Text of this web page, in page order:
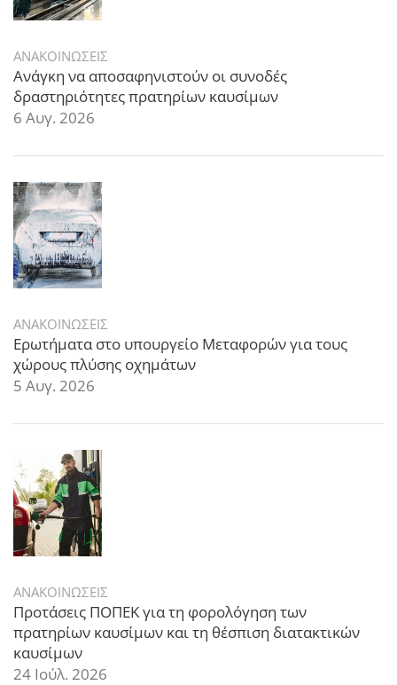
ΑΝΑΚΟΙΝΩΣΕΙΣ
Ανάγκη να αποσαφηνιστούν οι συνοδές
δραστηριότητες πρατηρίων καυσίμων
6 Αυγ. 2026
ΑΝΑΚΟΙΝΩΣΕΙΣ
Ερωτήματα στο υπουργείο Μεταφορών για τους
χώρους πλύσης οχημάτων
5 Αυγ. 2026
ΑΝΑΚΟΙΝΩΣΕΙΣ
Προτάσεις ΠΟΠΕΚ για τη φορολόγηση των
πρατηρίων καυσίμων και τη θέσπιση διατακτικών
καυσίμων
24 Ιούλ. 2026